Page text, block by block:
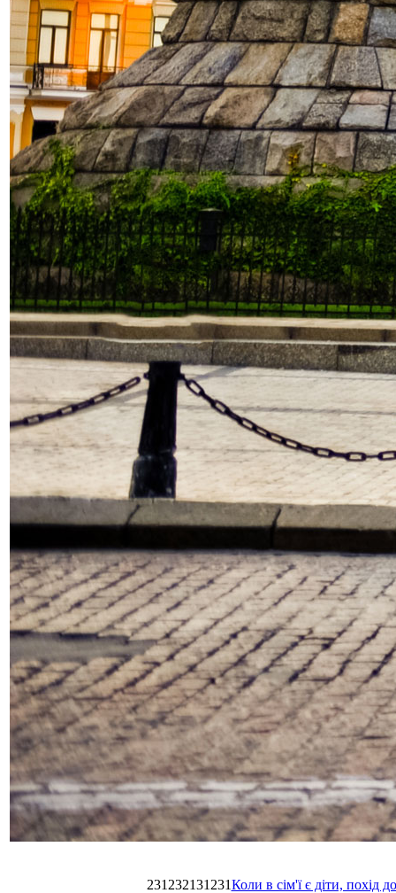
231232131231Коли в сім'ї є діти,